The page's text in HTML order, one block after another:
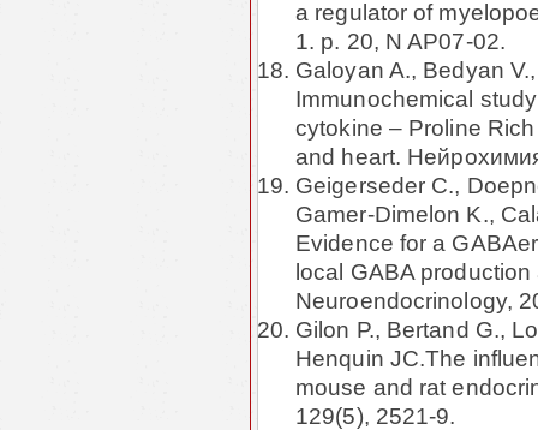
a regulator of
1. p. 20, N AP07-02.
Galoyan A., Bedyan
Immunochemical
cytokine – Proline
and heart.
Geigerseder C.,
Gamer-Dimelon K.,
Evidence for a
local GABA
Neuroendocrinology,
Gilon P., Bertand G.,
Henquin JC.The
mouse and rat
129(5), 2521-9.